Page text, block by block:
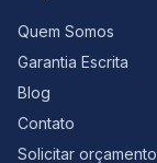
Quem Somos
Garantia Escrita
Blog
Contato
Solicitar orçamento